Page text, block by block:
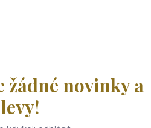
žádné novinky a